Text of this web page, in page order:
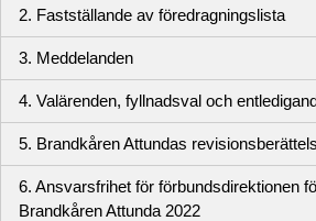
2. Fastställande av föredragningslista
3. Meddelanden
4. Valärenden, fyllnadsval och
5. Brandkåren Attundas
6. Ansvarsfrihet för förbundsdirektionen
Brandkåren Attunda 2022